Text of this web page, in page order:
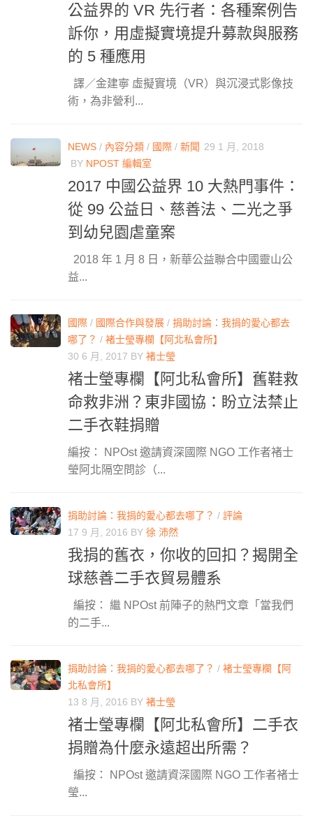
公益界的 VR 先行者：各種案例告
訴你，用虛擬實境提升募款與服務
的 5 種應用
譯／金建寧 虛擬實境（VR）與沉浸式影像技
術，為非營利...
NEWS / 內容分類 / 國際 / 新聞 29 1 月, 2018
BY NPOST 編輯室
2017 中國公益界 10 大熱門事件：
從 99 公益日、慈善法、二光之爭
到幼兒園虐童案
2018 年 1 月 8 日，新華公益聯合中國靈山公
益...
國際 / 國際合作與發展 / 捐助討論：我捐的愛心都去
哪了？ / 褚士瑩專欄【阿北私會所】
30 6 月, 2017 BY 褚士瑩
褚士瑩專欄【阿北私會所】舊鞋救
命救非洲？東非國協：盼立法禁止
二手衣鞋捐贈
編按： NPOst 邀請資深國際 NGO 工作者褚士
瑩阿北隔空問診（...
捐助討論：我捐的愛心都去哪了？ / 評論
17 9 月, 2016 BY 徐 沛然
我捐的舊衣，你收的回扣？揭開全
球慈善二手衣貿易體系
編按： 繼 NPOst 前陣子的熱門文章「當我們
的二手...
捐助討論：我捐的愛心都去哪了？ / 褚士瑩專欄【阿
北私會所】
13 8 月, 2016 BY 褚士瑩
褚士瑩專欄【阿北私會所】二手衣
捐贈為什麼永遠超出所需？
編按： NPOst 邀請資深國際 NGO 工作者褚士
瑩...